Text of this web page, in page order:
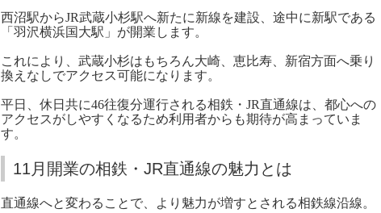
西沼駅からJR武蔵小杉駅へ新たに新線を建設、途中に新駅である
「羽沢横浜国大駅」が開業します。
これにより、武蔵小杉はもちろん大崎、恵比寿、新宿方面へ乗り
換えなしでアクセス可能になります。
平日、休日共に46往復分運行される相鉄・JR直通線は、都心への
アクセスがしやすくなるため利用者からも期待が高まっていま
す。
11月開業の相鉄・JR直通線の魅力とは
直通線へと変わることで、より魅力が増すとされる相鉄線沿線。